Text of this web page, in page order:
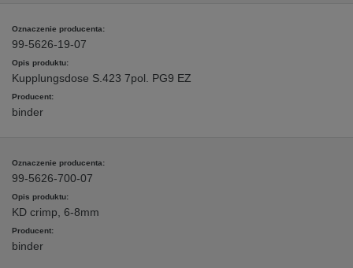
99-5626-19-07
Kupplungsdose S.423 7pol. PG9 EZ
binder
99-5626-700-07
KD crimp, 6-8mm
binder